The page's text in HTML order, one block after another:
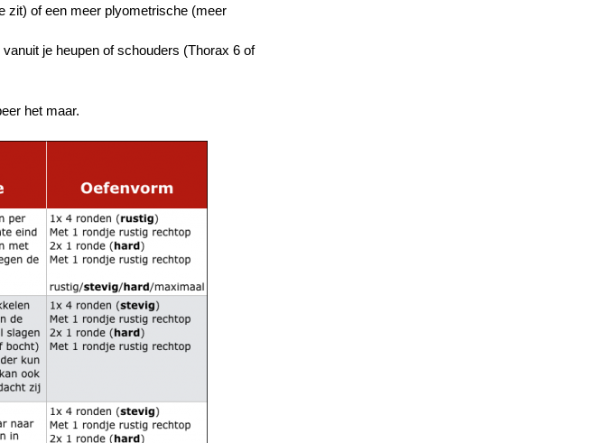
zit) of een meer plyometrische (meer
je heupen of schouders (Thorax 6 of
het maar.